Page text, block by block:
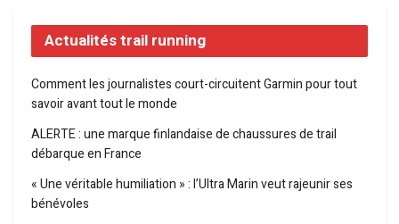
Actualités trail running
Comment les journalistes court-circuitent Garmin pour tout
savoir avant tout le monde
ALERTE : une marque finlandaise de chaussures de trail
débarque en France
« Une véritable humiliation » : l’Ultra Marin veut rajeunir ses
bénévoles